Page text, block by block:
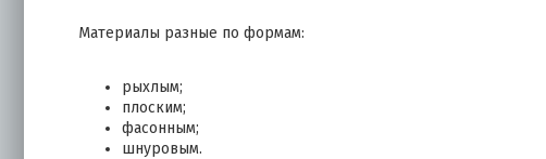
Материалы разные по формам:
рыхлым;
плоским;
фасонным;
шнуровым.